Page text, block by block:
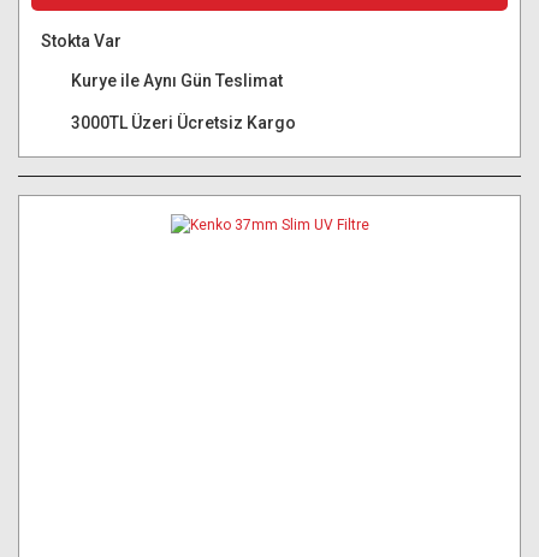
Stokta Var
Kurye ile Aynı Gün Teslimat
3000TL Üzeri Ücretsiz Kargo